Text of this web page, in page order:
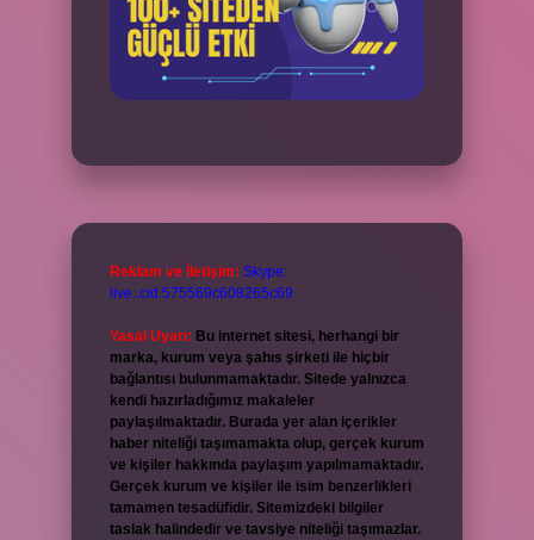
Reklam ve İletişim: Skype:
live:.cid.575569c608265c69
Yasal Uyarı: Bu internet sitesi, herhangi bir
marka, kurum veya şahıs şirketi ile hiçbir
bağlantısı bulunmamaktadır. Sitede yalnızca
kendi hazırladığımız makaleler
paylaşılmaktadır. Burada yer alan içerikler
haber niteliği taşımamakta olup, gerçek kurum
ve kişiler hakkında paylaşım yapılmamaktadır.
Gerçek kurum ve kişiler ile isim benzerlikleri
tamamen tesadüfidir. Sitemizdeki bilgiler
taslak halindedir ve tavsiye niteliği taşımazlar.